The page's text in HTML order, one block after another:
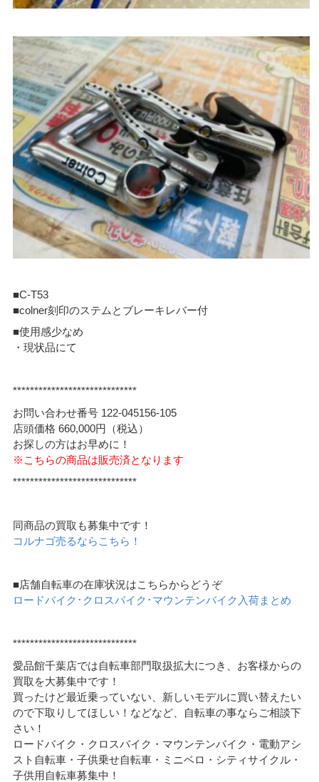
■C-T53
■colner刻印のステムとブレーキレバー付
■使用感少なめ
・現状品にて
*****************************
お問い合わせ番号 122-045156-105
店頭価格 660,000円（税込）
お探しの方はお早めに！
※こちらの商品は販売済となります
*****************************
同商品の買取も募集中です！
コルナゴ売るならこちら！
■店舗自転車の在庫状況はこちらからどうぞ
ロードバイク･クロスバイク･マウンテンバイク入荷まとめ
*****************************
愛品館千葉店では自転車部門取扱拡大につき、お客様からの
買取を大募集中です！
買ったけど最近乗っていない、新しいモデルに買い替えたい
ので下取りしてほしい！などなど、自転車の事ならご相談下
さい！
ロードバイク・クロスバイク・マウンテンバイク・電動アシ
スト自転車・子供乗せ自転車・ミニベロ・シティサイクル・
子供用自転車募集中！